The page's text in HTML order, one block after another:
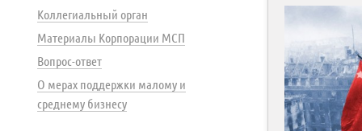
Коллегиальный орган
Материалы Корпорации МСП
Вопрос-ответ
О мерах поддержки малому и
среднему бизнесу